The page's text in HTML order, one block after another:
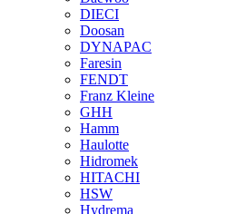
DIECI
Doosan
DYNAPAC
Faresin
FENDT
Franz Kleine
GHH
Hamm
Haulotte
Hidromek
HITACHI
HSW
Hydrema